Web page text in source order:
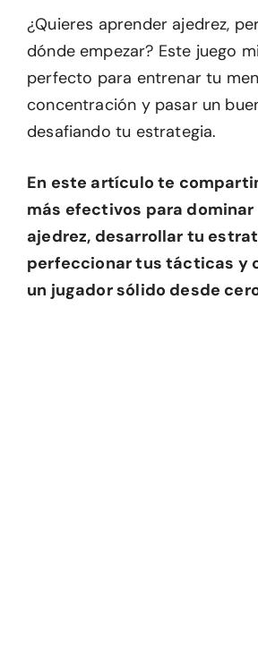
¿Quieres aprender ajedrez,
dónde empezar? Este juego
perfecto para entrenar tu
concentración y pasar un
desafiando tu estrategia.
En este artículo te
más efectivos para dominar
ajedrez, desarrollar tu
perfeccionar tus tácticas y
un jugador sólido desde